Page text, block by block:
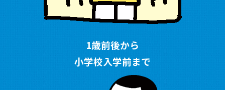
1歳前後から
小学校入学前まで